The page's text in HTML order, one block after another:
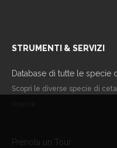
STRUMENTI & SERVIZI
Database di tutte le specie
Scopri le diverse specie di
Prenota un Tour